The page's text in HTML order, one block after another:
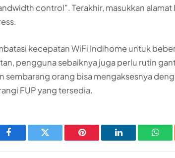
control”. Terakhir, masukkan alamat
kecepatan WiFi Indihome untuk
pengguna sebaiknya juga perlu rutin
sembarang orang bisa mengaksesnya
FUP yang tersedia.
Facebook Twitter Pinterest LinkedIn